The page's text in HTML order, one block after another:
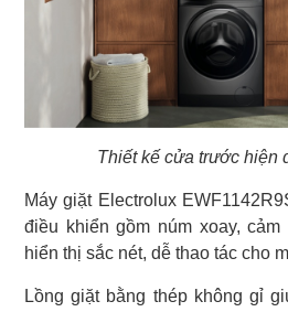
Thiết kế cửa trước hiện
Máy giặt Electrolux
điều khiển gồm núm xoay,
hiển thị sắc nét, dễ thao tác cho
Lồng giặt bằng thép không gỉ